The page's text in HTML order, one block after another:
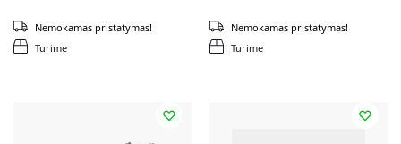
Turime
Nemokamas pristatymas!
Turime
Nemokamas pristatymas!